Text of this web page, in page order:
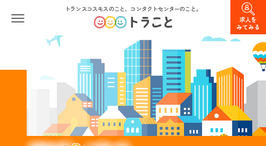
トランスコスモスのこと、コンタクトセンターのこと。
求人を
みてみる